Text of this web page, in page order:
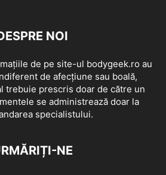
NOI
de pe site-ul bodygeek.ro au
de afecțiune sau boală,
trebuie prescris doar de către un
se administrează doar la
specialistului.
NE